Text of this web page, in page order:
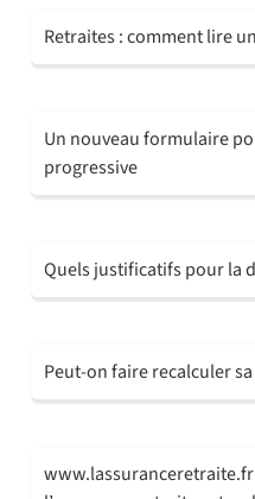
Retraites : comment lire
Un nouveau formulaire
progressive
Quels justificatifs pour la
Peut-on faire recalculer